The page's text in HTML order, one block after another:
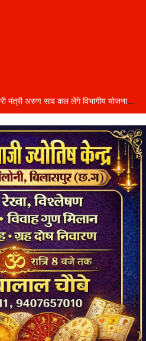
उप मुख्यमंत्री एवं जिले के प्रभारी मंत्री अरुण साव कल लेंगे विभागीय योजनाओं और विकास कार्यों की समीक्षा बैठक…..